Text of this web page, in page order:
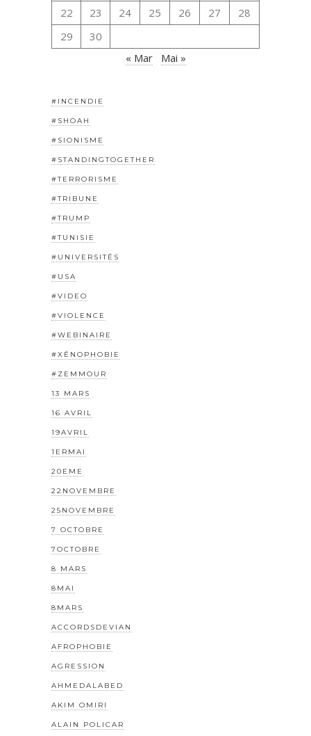
22 23 24 25 26 27
28
29
30
« Mar
Mai »
#INCENDIE
#SHOAH
#SIONISME
#STANDINGTOGETHER
#TERRORISME
#TRIBUNE
#TRUMP
#TUNISIE
#UNIVERSITÉS
#USA
#VIDEO
#VIOLENCE
#WEBINAIRE
#XÉNOPHOBIE
#ZEMMOUR
13 MARS
16 AVRIL
19AVRIL
1ERMAI
20EME
22NOVEMBRE
25NOVEMBRE
7 OCTOBRE
7OCTOBRE
8 MARS
8MAI
8MARS
ACCORDSDEVIAN
AFROPHOBIE
AGRESSION
AHMEDALABED
AKIM OMIRI
ALAIN POLICAR